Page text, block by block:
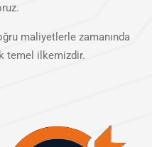
maliyetlerle zamanında
temel ilkemizdir.